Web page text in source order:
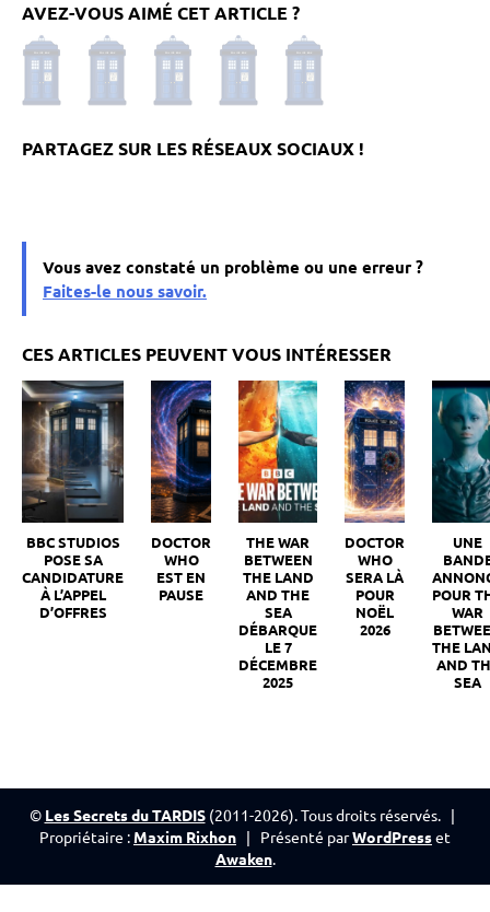
AVEZ-VOUS AIMÉ CET ARTICLE ?
Vous avez constaté un problème ou une erreur ?
Faites-le nous savoir.
BBC STUDIOS
POSE SA
CANDIDATURE
À L’APPEL
D’OFFRES
DOCTOR
WHO
EST EN
PAUSE
THE WAR
BETWEEN
THE LAND
AND THE
SEA
DÉBARQUE
LE 7
DÉCEMBRE
2025
DOCTOR
WHO
SERA LÀ
POUR
NOËL
2026
UNE
POUR
WAR
THE
AND
SEA
© Les Secrets du TARDIS(2011-2026). Tous droits réservés. |
Propriétaire : Maxim Rixhon | Présenté parWordPresset
Awaken.